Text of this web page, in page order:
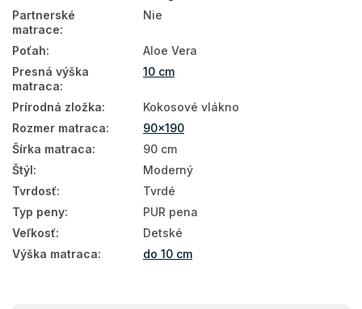
90x190
Partnerské
matrace:
Nie
Poťah:
Aloe Vera
Presná výška
matraca:
10 cm
Prírodná zložka:
Kokosové vlákno
Rozmer matraca:
90x190
Šírka matraca:
90 cm
Štýl:
Moderný
Tvrdosť:
Tvrdé
Typ peny:
PUR pena
Veľkosť:
Detské
Výška matraca: do 10 cm